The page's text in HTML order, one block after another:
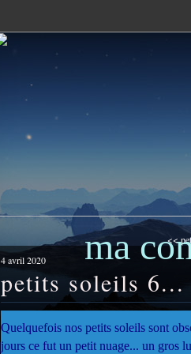
ma <<
4 avril 2020
petits soleils 6...
Quelquefois nos petits soleils sont
jours ce fut un petit nuage... un gros